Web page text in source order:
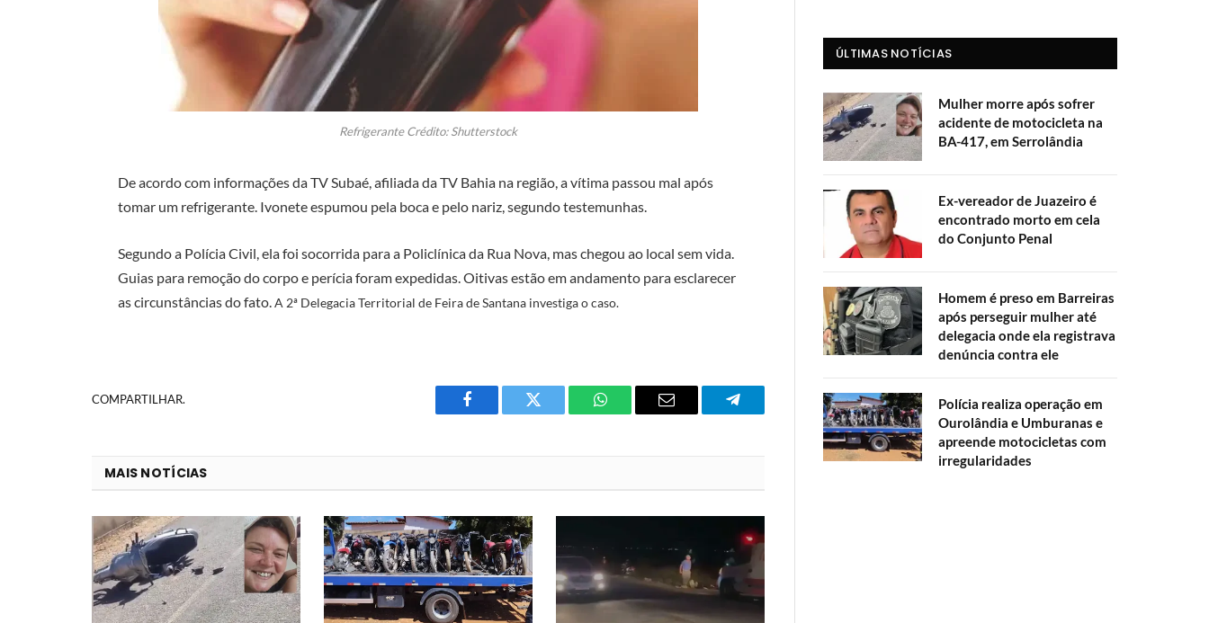
Refrigerante Crédito: Shutterstock
De acordo com informações da TV Subaé, afiliada da TV Bahia na região, a vítima passou mal após
tomar um refrigerante. Ivonete espumou pela boca e pelo nariz, segundo testemunhas.
Segundo a Polícia Civil, ela foi socorrida para a Policlínica da Rua Nova, mas chegou ao local sem vida.
Guias para remoção do corpo e perícia foram expedidas. Oitivas estão em andamento para esclarecer
as circunstâncias do fato.A 2ª Delegacia Territorial de Feira de Santana investiga o caso.
COMPARTILHAR.
Facebook Twitter
O
WhatsApp?
E-
Telegrama
MAIS NOTÍCIAS
ÚLTIMAS NOTÍCIAS
Mulher morre após sofrer
acidente de motocicleta na
BA-417, em Serrolândia
Ex-vereador de Juazeiro é
encontrado morto em cela
do Conjunto Penal
Homem é preso em Barreiras
após perseguir mulher até
delegacia onde ela registrava
denúncia contra ele
Polícia realiza operação em
Ourolândia e Umburanas e
apreende motocicletas com
irregularidades